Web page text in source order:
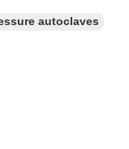
autoclaves